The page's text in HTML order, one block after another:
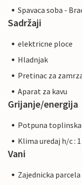
Spavaca soba -
Sadržaji
elektricne ploce
Hladnjak
Pretinac za
Aparat za kavu
Grijanje/energija
Potpuna
Klima uredaj h/c :
Vani
Zajednicka parcela